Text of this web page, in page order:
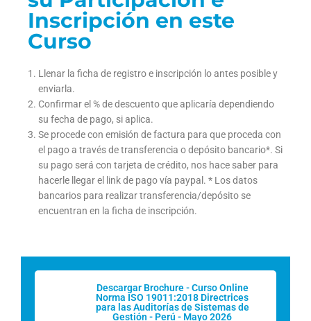
Inscripción en este
Curso
Llenar la ficha de registro e inscripción lo antes posible y
enviarla.
Confirmar el % de descuento que aplicaría dependiendo
su fecha de pago, si aplica.
Se procede con emisión de factura para que proceda con
el pago a través de transferencia o depósito bancario*. Si
su pago será con tarjeta de crédito, nos hace saber para
hacerle llegar el link de pago vía paypal. * Los datos
bancarios para realizar transferencia/depósito se
encuentran en la ficha de inscripción.
Descargar Brochure - Curso Online
Norma ISO 19011:2018 Directrices
para las Auditorías de Sistemas de
Gestión - Perú - Mayo 2026